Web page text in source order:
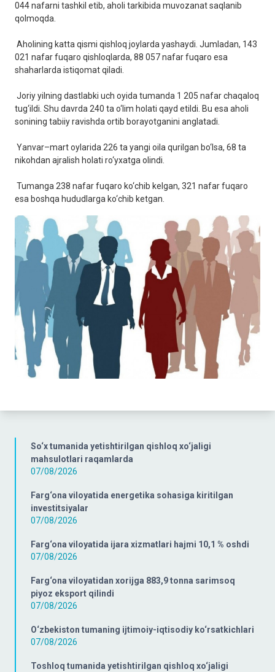
So‘x tumanida yetishtirilgan qishloq xo‘jaligi
mahsulotlari raqamlarda
07/08/2026
Farg‘ona viloyatida energetika sohasiga kiritilgan
investitsiyalar
07/08/2026
Farg‘ona viloyatida ijara xizmatlari hajmi 10,1 % oshdi
07/08/2026
Farg‘ona viloyatidan xorijga 883,9 tonna sarimsoq
piyoz eksport qilindi
07/08/2026
O‘zbekiston tumaning ijtimoiy-iqtisodiy ko‘rsatkichlari
07/08/2026
Toshloq tumanida yetishtirilgan qishloq xo‘jaligi
044 nafarni tashkil etib, aholi tarkibida muvozanat saqlanib
qolmoqda.
Aholining katta qismi qishloq joylarda yashaydi. Jumladan, 143
021 nafar fuqaro qishloqlarda, 88 057 nafar fuqaro esa
shaharlarda istiqomat qiladi.
Joriy yilning dastlabki uch oyida tumanda 1 205 nafar chaqaloq
tug‘ildi. Shu davrda 240 ta o‘lim holati qayd etildi. Bu esa aholi
sonining tabiiy ravishda ortib borayotganini anglatadi.
Yanvar–mart oylarida 226 ta yangi oila qurilgan bo‘lsa, 68 ta
nikohdan ajralish holati ro‘yxatga olindi.
Tumanga 238 nafar fuqaro ko‘chib kelgan, 321 nafar fuqaro
esa boshqa hududlarga ko‘chib ketgan.